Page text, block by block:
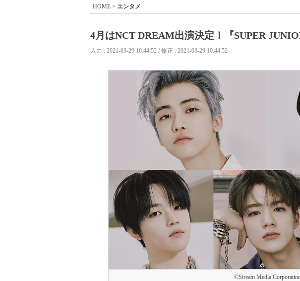
HOME > エンタメ
4月はNCT DREAM出演決定！『SUPER
入力 : 2021-03-29 10:44:52 / 修正 : 2021-03-29 10:44:52
©Stream Media